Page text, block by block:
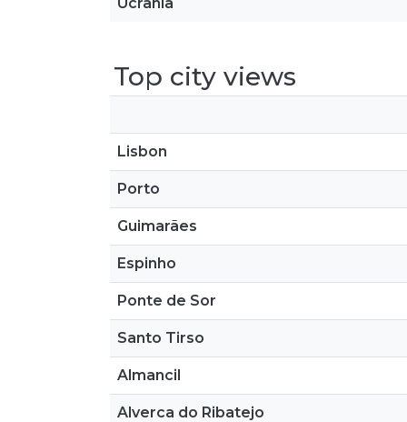
Top city views
Lisbon
Porto
Guimarães
Espinho
Ponte de Sor
Santo Tirso
Almancil
Alverca do Ribatejo